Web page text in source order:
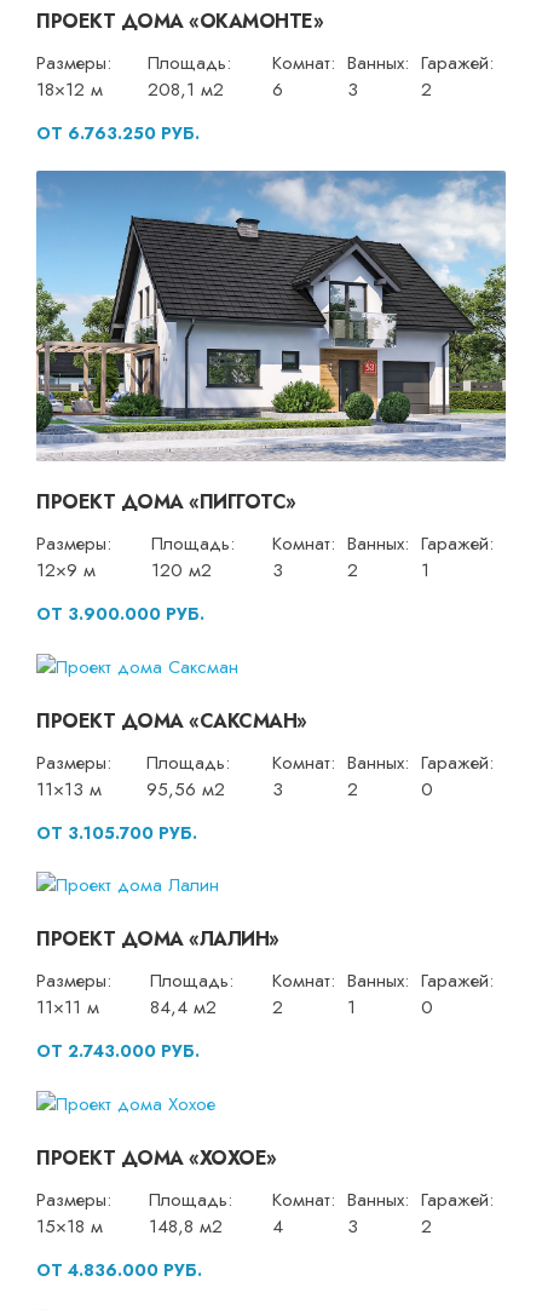
ПРОЕКТ ДОМА «ОКАМОНТЕ»
Размеры:
18×12 м
Площадь:
208,1 м2
Комнат:
6
Ванных:
3
Гаражей:
2
ОТ 6.763.250 РУБ.
ПРОЕКТ ДОМА «ПИГГОТС»
Размеры:
12×9 м
Площадь:
120 м2
Комнат:
3
Ванных:
2
Гаражей:
1
ОТ 3.900.000 РУБ.
ПРОЕКТ ДОМА «САКСМАН»
Размеры:
11×13 м
Площадь:
95,56 м2
Комнат:
3
Ванных:
2
Гаражей:
0
ОТ 3.105.700 РУБ.
ПРОЕКТ ДОМА «ЛАЛИН»
Размеры:
11×11 м
Площадь:
84,4 м2
Комнат:
2
Ванных:
1
Гаражей:
0
ОТ 2.743.000 РУБ.
ПРОЕКТ ДОМА «ХОХОЕ»
Размеры:
15×18 м
Площадь:
148,8 м2
Комнат:
4
Ванных:
3
Гаражей:
2
ОТ 4.836.000 РУБ.